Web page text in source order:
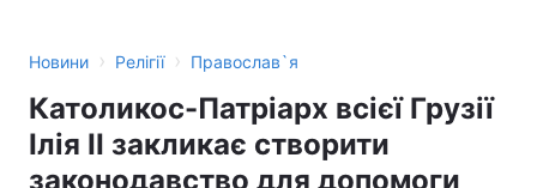
Новини › Релігії › Православ`я
Католикос-Патріарх всієї Грузії
Ілія ІІ закликає створити
законодавство для допомоги